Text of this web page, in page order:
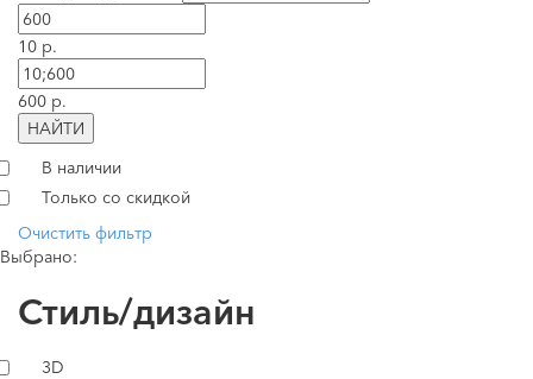
10 р.
600 р.
НАЙТИ
В наличии
Только со скидкой
Очистить фильтр
Выбрано:
Стиль/дизайн
3D